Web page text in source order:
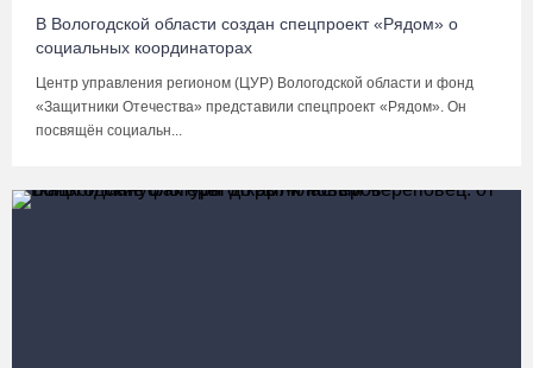
В Вологодской области создан спецпроект «Рядом» о
социальных координаторах
Центр управления регионом (ЦУР) Вологодской области и фонд
«Защитники Отечества» представили спецпроект «Рядом». Он
посвящён социальн...